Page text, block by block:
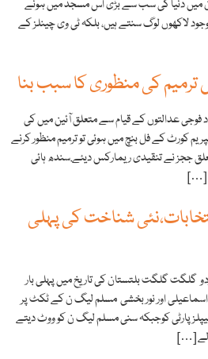
میں دنیا کی سب سے بڑی اس مسجد میں ہونے
لاکھوں لوگ سنتے ہیں، بلکہ ٹی وی چینلز کے
ترمیم کی منظوری کا سبب بنا
فوجی عدالتوں کے قیام سے متعلق آئین میں کی
کورٹ کے فل بنچ میں ہوئی تو ترمیم منظور کرنے
ججز نے تنقیدی ریمارکس دیئے.سندھ ہائی
[…]
شناخت کی پہلی
گلگت بلتستان کی تاریخ میں پہلی بار
اور نور بخشی مسلم لیگ ن کے ٹکٹ پر
پارٹی کوجبکہ سنی مسلم لیگ ن کو ووٹ دیتے
[…]